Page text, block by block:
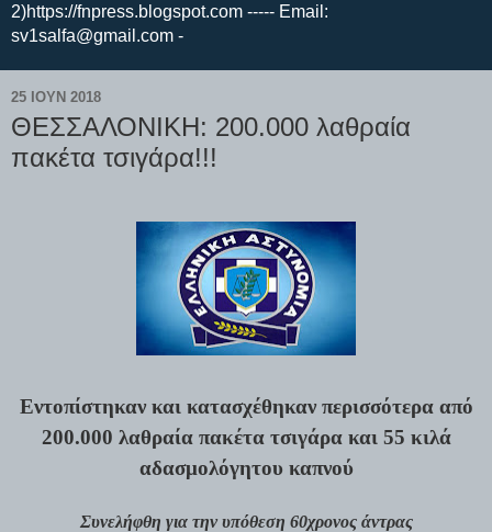
2)https://fnpress.blogspot.com ----- Email:
sv1salfa@gmail.com -
25 ΙΟΥΝ 2018
ΘΕΣΣΑΛΟΝΙΚΗ: 200.000 λαθραία
πακέτα τσιγάρα!!!
Εντοπίστηκαν και κατασχέθηκαν περισσότερα από
200.000 λαθραία πακέτα τσιγάρα και 55 κιλά
αδασμολόγητου καπνού
Συνελήφθη για την υπόθεση 60χρονος άντρας